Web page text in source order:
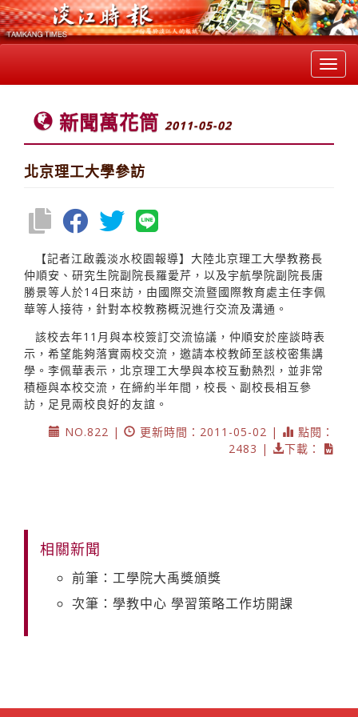
新聞萬花筒 2011-05-02
北京理工大學參訪
【記者江啟義淡水校園報導】大陸北京理工大學教務長
仲順安、研究生院副院長羅愛芹，以及宇航學院副院長唐
勝景等人於14日來訪，由國際交流暨國際教育處主任李佩
華等人接待，針對本校教務概況進行交流及溝通。
該校去年11月與本校簽訂交流協議，仲順安於座談時表
示，希望能夠落實兩校交流，邀請本校教師至該校密集講
學。李佩華表示，北京理工大學與本校互動熱烈，並非常
積極與本校交流，在締約半年間，校長、副校長相互參
訪，足見兩校良好的友誼。
NO.822 |
更新時間：2011-05-02 |
點閱：
2483 |
下載：
相關新聞
前筆：工學院大禹獎頒獎
次筆：學教中心 學習策略工作坊開課